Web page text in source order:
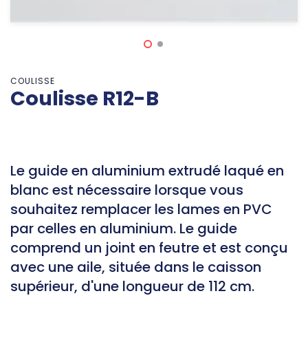
COULISSE
Coulisse R12-B
Le guide en aluminium extrudé laqué en
blanc est nécessaire lorsque vous
souhaitez remplacer les lames en PVC
par celles en aluminium. Le guide
comprend un joint en feutre et est conçu
avec une aile, située dans le caisson
supérieur, d'une longueur de 112 cm.